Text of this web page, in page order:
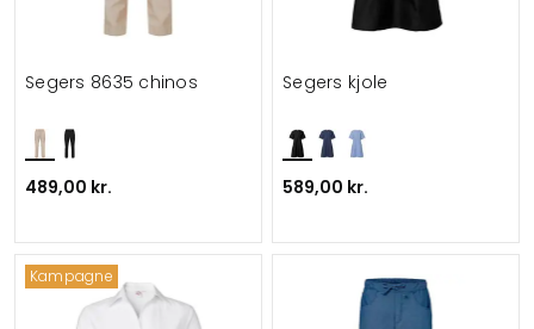
Segers 8635 chinos
489,00 kr.
Segers kjole
589,00 kr.
Kampagne